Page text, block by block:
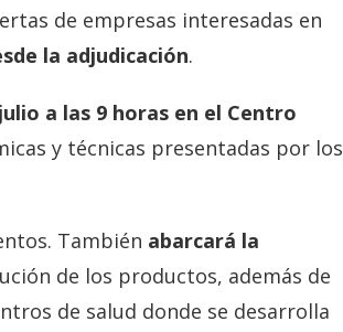
de empresas interesadas en
la adjudicación.
a las 9 horas en el Centro
y técnicas presentadas por los
También abarcará la
de los productos, además de
de salud donde se desarrolla